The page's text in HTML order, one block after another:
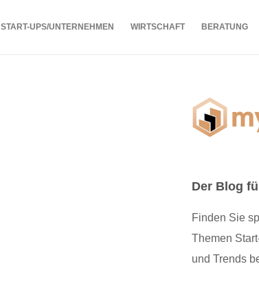
START-UPS/UNTERNEHMEN WIRTSCHAFT BERATUNG
Der Blog
Finden Sie
Themen
und Trends